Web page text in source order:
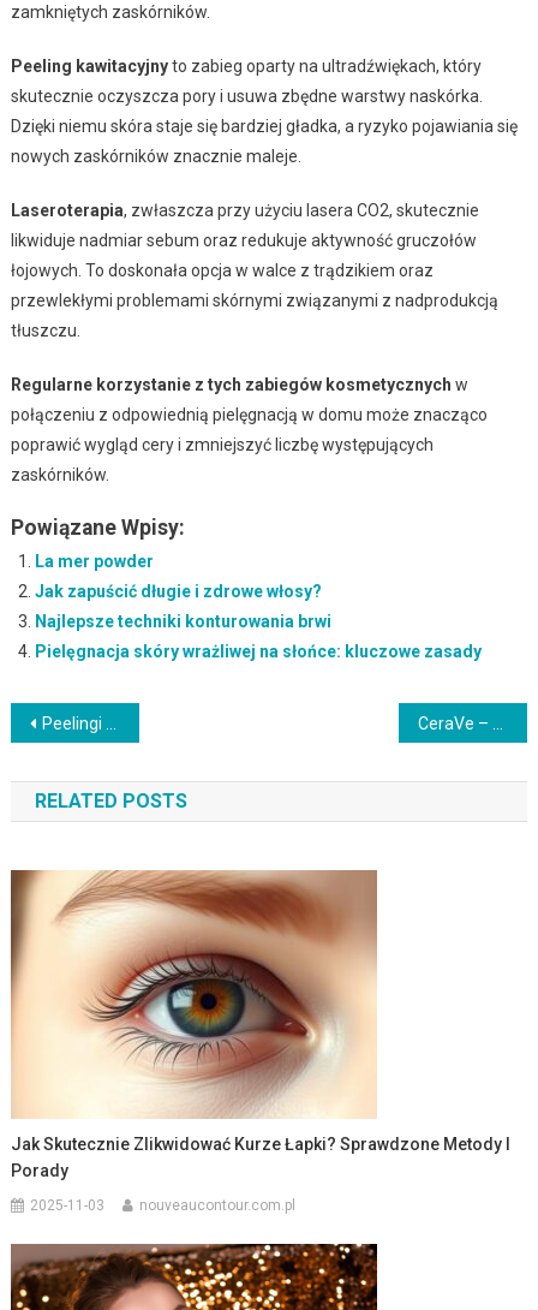
zamkniętych zaskórników.
Peeling kawitacyjnyto zabieg oparty na ultradźwiękach, który
skutecznie oczyszcza pory i usuwa zbędne warstwy naskórka.
Dzięki niemu skóra staje się bardziej gładka, a ryzyko pojawiania się
nowych zaskórników znacznie maleje.
Laseroterapia, zwłaszcza przy użyciu lasera CO2, skutecznie
likwiduje nadmiar sebum oraz redukuje aktywność gruczołów
łojowych. To doskonała opcja w walce z trądzikiem oraz
przewlekłymi problemami skórnymi związanymi z nadprodukcją
tłuszczu.
Regularne korzystanie z tych zabiegów kosmetycznych w
połączeniu z odpowiednią pielęgnacją w domu może znacząco
poprawić wygląd cery i zmniejszyć liczbę występujących
zaskórników.
Powiązane Wpisy:
La mer powder
Jak zapuścić długie i zdrowe włosy?
Najlepsze techniki konturowania brwi
Pielęgnacja skóry wrażliwej na słońce: kluczowe zasady
Nawigacja
wpisu
Peelingi migdałowe – działanie, korzyści i pielęgnacja po zabiegu
RELATED POSTS
Jak Skutecznie Zlikwidować Kurze Łapki? Sprawdzone Metody I
Porady
2025-11-03 nouveaucontour.com.pl